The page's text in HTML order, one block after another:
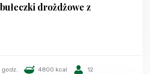
drożdżowe z
godz. 4800 kcal 12